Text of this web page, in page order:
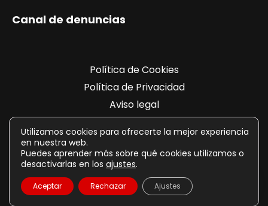
Canal de denuncias
Política de Cookies
Política de Privacidad
Aviso legal
Registro de actividades
Utilizamos cookies para ofrecerte la mejor experiencia
en nuestra web.
Puedes aprender más sobre qué cookies utilizamos o
desactivarlas en los ajustes.
Aceptar Rechazar Ajustes